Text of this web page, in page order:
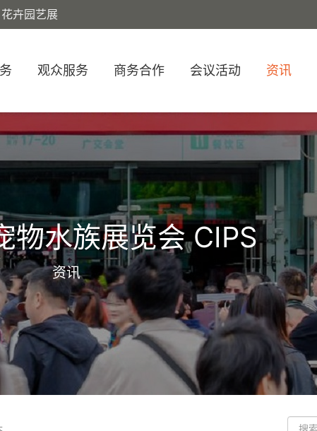
花卉园艺展
观众服务 商务合作 会议活动 资讯
物水族展览会 CIPS
资讯